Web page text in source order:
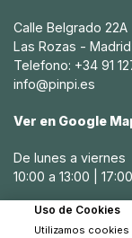
Calle Belgrado 22A
Las Rozas - Madrid
Telefono: +34 91
info@pinpi.es
Ver en Google
De lunes a viernes
10:00 a 13:00 |
Sábados
10:30 a 14:00
Uso de Cookies
Utilizamos cookies